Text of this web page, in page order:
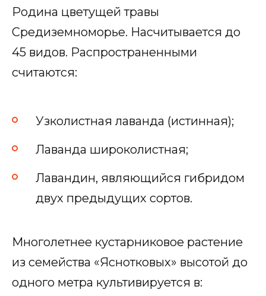
Родина цветущей травы
Средиземноморье. Насчитывается до
45 видов. Распространенными
считаются:
Узколистная лаванда (истинная);
Лаванда широколистная;
Лавандин, являющийся гибридом
двух предыдущих сортов.
Многолетнее кустарниковое растение
из семейства «Яснотковых» высотой до
одного метра культивируется в: